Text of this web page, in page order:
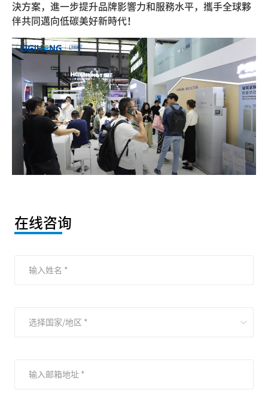
決方案，進一步提升品牌影響力和服務水平，攜手全球夥
伴共同邁向低碳美好新時代！
在线咨询
输入姓名 *
选择国家/地区 *
输入邮箱地址 *